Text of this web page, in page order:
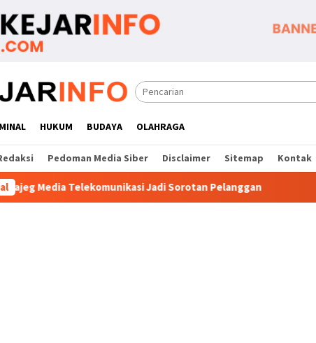
HUKUM BUDAYA OLAHRAGA
Pedoman Media Siber Disclaimer Sitemap Kontak
Jadi Sorotan Pelanggan